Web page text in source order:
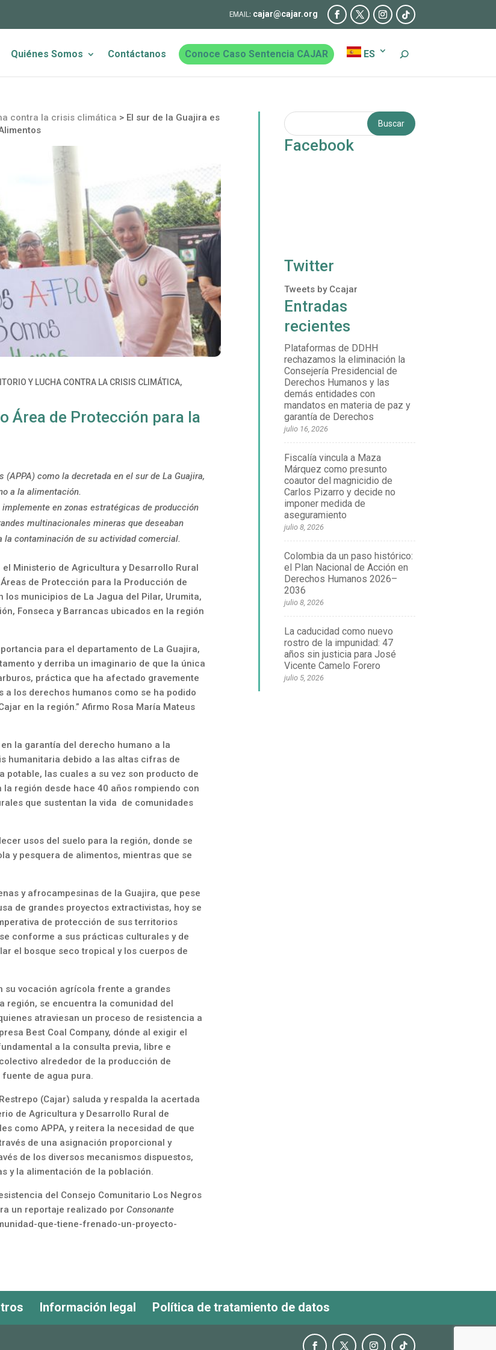
cajar@cajar.org
Quiénes Somos Contáctanos Conoce Caso Sentencia CAJAR ES
contra la crisis climática > El sur de la Guajira es
Y LUCHA CONTRA LA CRISIS CLIMÁTICA,
Área de Protección para la
como la decretada en el sur de La Guajira,
a la alimentación.
en zonas estratégicas de producción
multinacionales mineras que deseaban
la contaminación de su actividad comercial.
el Ministerio de Agricultura y Desarrollo Rural
de Protección para la Producción de
municipios de La Jagua del Pilar, Urumita,
Fonseca y Barrancas ubicados en la región
para el departamento de La Guajira,
y derriba un imaginario de que la única
práctica que ha afectado gravemente
los derechos humanos como se ha podido
en la región.” Afirmo Rosa María Mateus
la garantía del derecho humano a la
humanitaria debido a las altas cifras de
las cuales a su vez son producto de
región desde hace 40 años rompiendo con
que sustentan la vida de comunidades
usos del suelo para la región, donde se
y pesquera de alimentos, mientras que se
y afrocampesinas de la Guajira, que pese
de grandes proyectos extractivistas, hoy se
de protección de sus territorios
conforme a sus prácticas culturales y de
el bosque seco tropical y los cuerpos de
su vocación agrícola frente a grandes
región, se encuentra la comunidad del
atraviesan un proceso de resistencia a
Best Coal Company, dónde al exigir el
a la consulta previa, libre e
alrededor de la producción de
de agua pura.
(Cajar) saluda y respalda la acertada
de Agricultura y Desarrollo Rural de
como APPA, y reitera la necesidad de que
de una asignación proporcional y
de los diversos mecanismos dispuestos,
y la alimentación de la población.
del Consejo Comunitario Los Negros
un reportaje realizado porConsonante
que-tiene-frenado-un-proyecto-
Facebook
Twitter
Tweets by Ccajar
Entradas
recientes
Plataformas de DDHH
rechazamos la eliminación la
Consejería Presidencial de
Derechos Humanos y las
demás entidades con
mandatos en materia de paz y
garantía de Derechos
julio 16, 2026
Fiscalía vincula a Maza
Márquez como presunto
coautor del magnicidio de
Carlos Pizarro y decide no
imponer medida de
aseguramiento
julio 8, 2026
Colombia da un paso histórico:
el Plan Nacional de Acción en
Derechos Humanos 2026–
2036
julio 8, 2026
La caducidad como nuevo
rostro de la impunidad: 47
años sin justicia para José
Vicente Camelo Forero
julio 5, 2026
Información legal Política de tratamiento de datos